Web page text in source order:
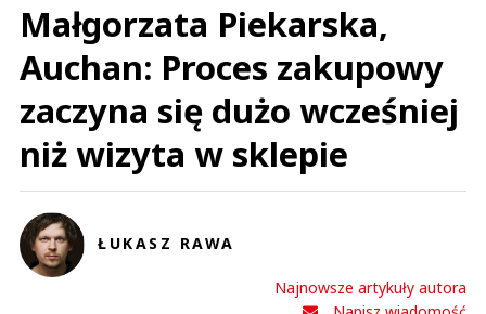
Małgorzata Piekarska,
Auchan: Proces zakupowy
zaczyna się dużo wcześniej
niż wizyta w sklepie
ŁUKASZ RAWA
Najnowsze artykuły autora